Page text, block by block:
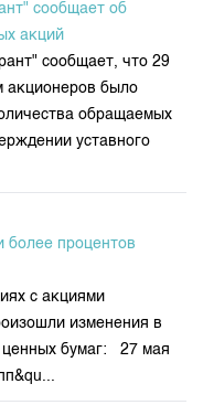
сообщает об
акций
сообщает, что 29
акционеров было
обращаемых
уставного
более процентов
с акциями
изменения в
ценных бумаг: 27 мая